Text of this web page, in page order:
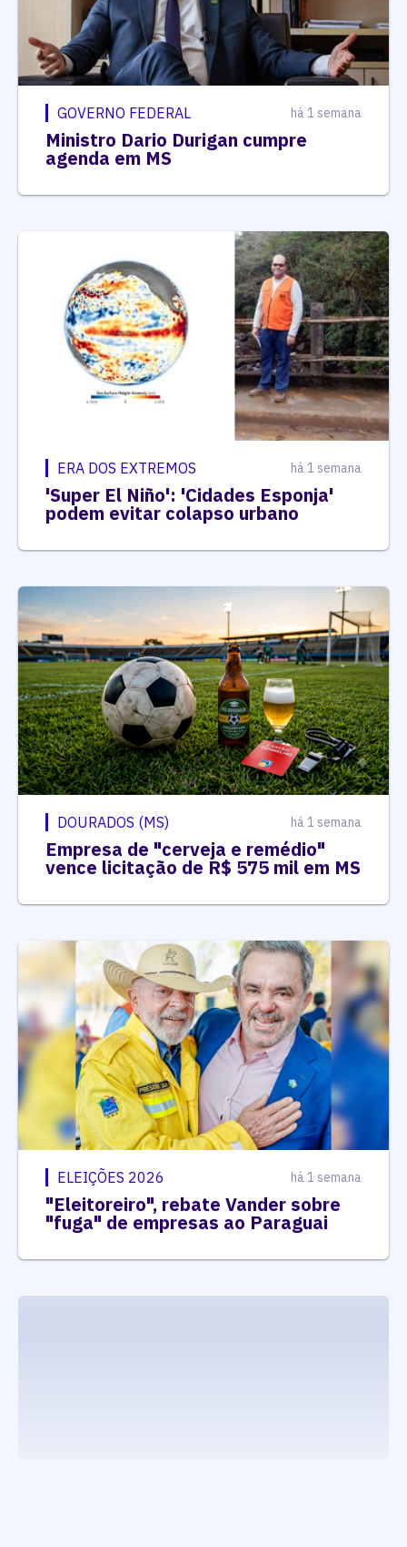
GOVERNO FEDERAL há 1 semana
Ministro Dario Durigan cumpre
agenda em MS
ERA DOS EXTREMOS há 1 semana
'Super El Niño': 'Cidades Esponja'
podem evitar colapso urbano
DOURADOS (MS) há 1 semana
Empresa de "cerveja e remédio"
vence licitação de R$ 575 mil em MS
ELEIÇÕES 2026 há 1 semana
"Eleitoreiro", rebate Vander sobre
"fuga" de empresas ao Paraguai